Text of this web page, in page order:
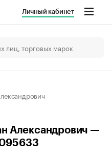
Личный кабинет
Александрович —